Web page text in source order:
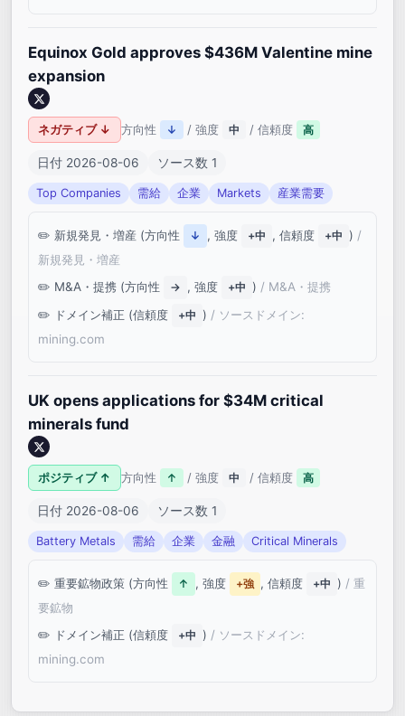
Equinox Gold approves $436M Valentine mine
expansion
ネガティブ ↓ 方向性 ↓ / 強度 中 / 信頼度 高
日付 2026-08-06 ソース数 1
Top Companies 需給 企業 Markets 産業需要
新規発見・増産 (方向性 ↓ , 強度 +中 , 信頼度 +中 ) /
新規発見・増産
M&A・提携 (方向性
→ , 強度 +中 ) / M&A・提携
ドメイン補正 (信頼度
+中 ) / ソースドメイン:
mining.com
UK opens applications for $34M critical
minerals fund
ポジティブ ↑ 方向性 ↑ / 強度 中 / 信頼度 高
日付 2026-08-06 ソース数 1
Battery Metals 需給 企業 金融 Critical Minerals
重要鉱物政策 (方向性 ↑ , 強度 +強 , 信頼度 +中 ) / 重
要鉱物
ドメイン補正 (信頼度
+中 ) / ソースドメイン:
mining.com